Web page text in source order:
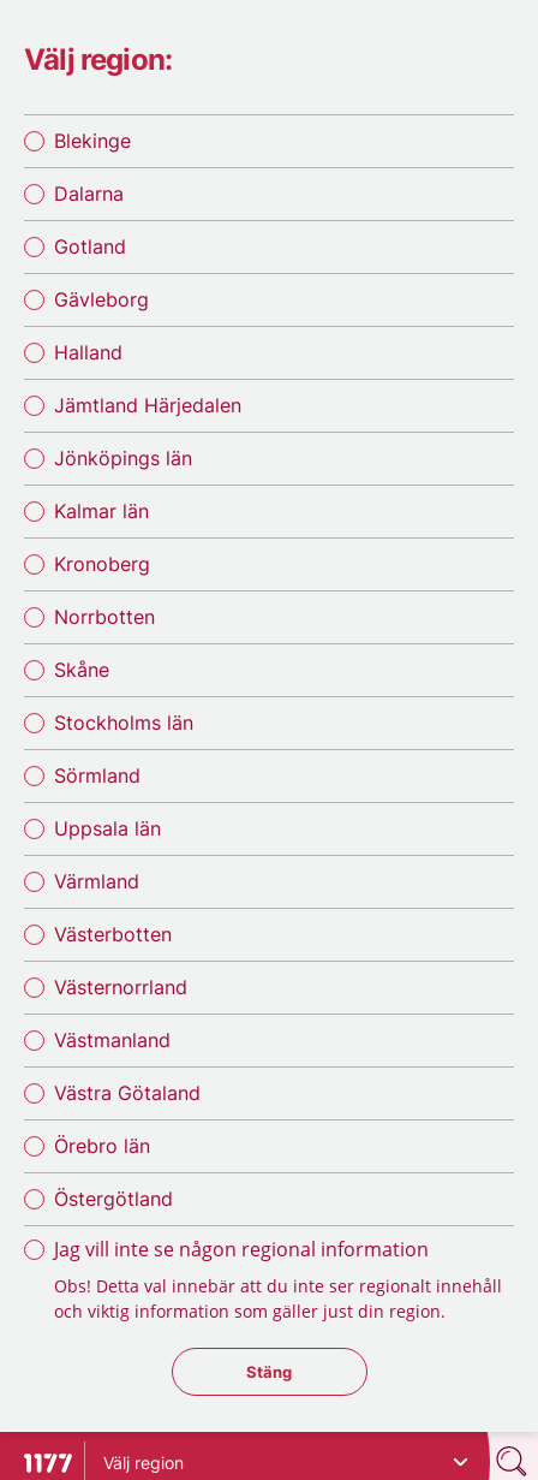
Välj region:
Blekinge
Dalarna
Gotland
Gävleborg
Halland
Jämtland Härjedalen
Jönköpings län
Kalmar län
Kronoberg
Norrbotten
Skåne
Stockholms län
Sörmland
Uppsala län
Värmland
Västerbotten
Västernorrland
Västmanland
Västra Götaland
Örebro län
Östergötland
Jag vill inte se någon regional information
Obs! Detta val innebär att du inte ser regionalt innehåll
och viktig information som gäller just din region.
Stäng regionsväljaren
Stäng
Till startsidan för 1177
Välj region